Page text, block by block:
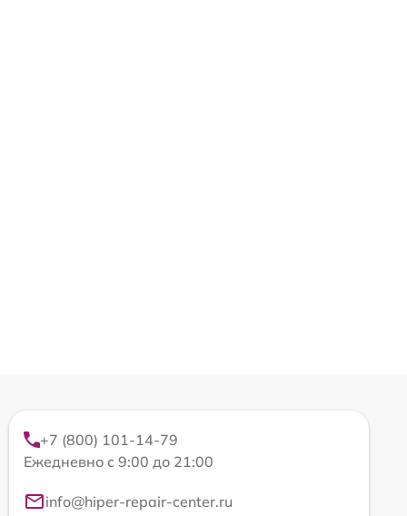
+7 (800) 101-14-79
Ежедневно с 9:00 до 21:00
info@hiper-repair-center.ru